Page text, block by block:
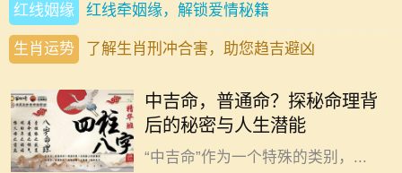
红线姻缘 红线牵姻缘，解锁爱情秘籍
生肖运势 了解生肖刑冲合害，助您趋吉避凶
中吉命，普通命？探秘命理背
后的秘密与人生潜能
己的命运与生辰八字联系在一起，其
中“吉”和“凶”是最为常见的分类。而
“中吉命”作为一个特殊的类别，...
在我们的生活中，总会遇到一些人，